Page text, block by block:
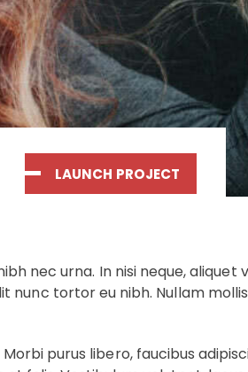
LAUNCH PROJECT
nec urna. In nisi neque, aliquet
nunc tortor eu nibh. Nullam
purus libero, faucibus